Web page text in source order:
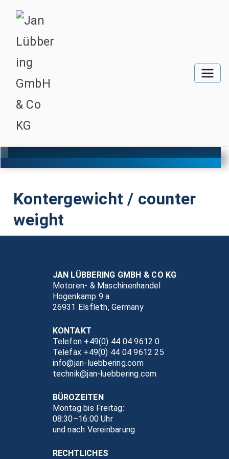
Kontergewicht / counter
weight
JAN LÜBBERING GMBH & CO KG
Motoren- & Maschinenhandel
Hogenkamp 9 a
26931 Elsfleth, Germany
KONTAKT
Telefon +49(0) 44 04 9612 0
Telefax +49(0) 44 04 9612 25
info@jan-luebbering.com
technik@jan-luebbering.com
BÜROZEITEN
Montag bis Freitag:
08:30–16:00 Uhr
und nach Vereinbarung
RECHTLICHES